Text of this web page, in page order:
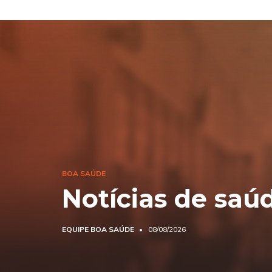
BOA SAÚDE
Notícias de
EQUIPE BOA SAÚDE 08/08/2026